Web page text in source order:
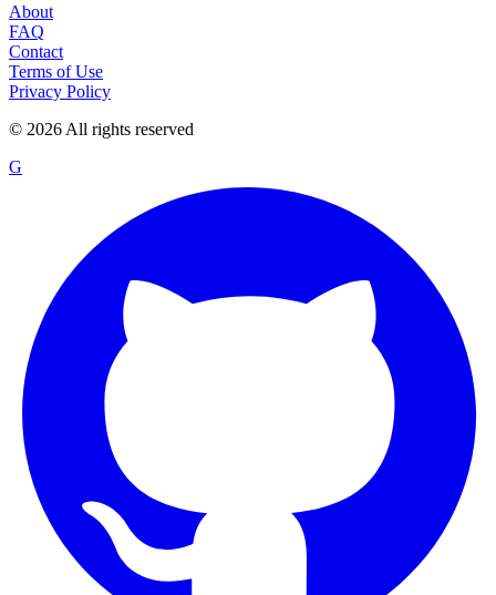
About
FAQ
Contact
Terms of Use
Privacy Policy
© 2026 All rights reserved
G